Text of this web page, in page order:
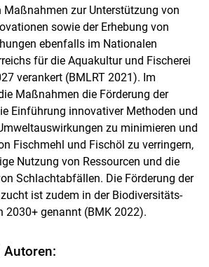
Maßnahmen zur Unterstützung von
sowie der Erhebung von
ebenfalls im Nationalen
für die Aquakultur und Fischerei
verankert (BMLRT 2021). Im
Maßnahmen die Förderung der
Einführung innovativer Methoden und
zu minimieren und
Fischmehl und Fischöl zu verringern,
Nutzung von Ressourcen und die
Schlachtabfällen. Die Förderung der
ist zudem in der Biodiversitäts-
2030+ genannt (BMK 2022).